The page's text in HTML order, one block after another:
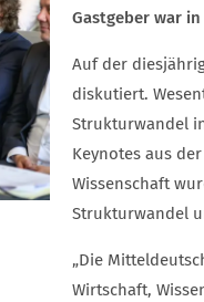
Gastgeber war
Auf der
diskutiert.
Strukturwandel
Keynotes aus
Wissenschaft
Strukturwandel
„Die
Wirtschaft,